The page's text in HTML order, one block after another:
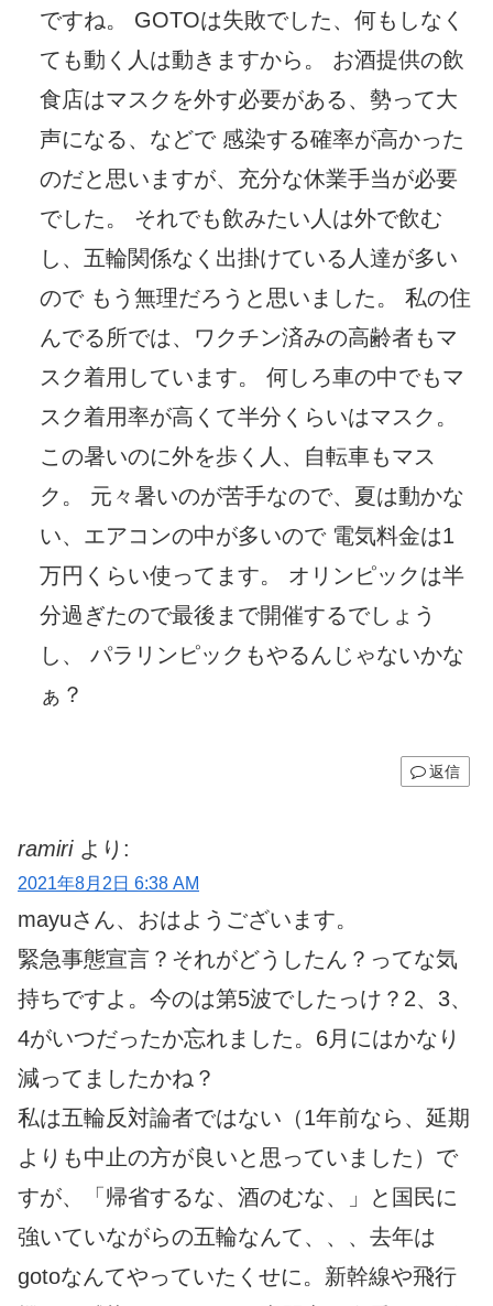
ですね。 GOTOは失敗でした、何もしなく
ても動く人は動きますから。 お酒提供の飲
食店はマスクを外す必要がある、勢って大
声になる、などで 感染する確率が高かった
のだと思いますが、充分な休業手当が必要
でした。 それでも飲みたい人は外で飲む
し、五輪関係なく出掛けている人達が多い
ので もう無理だろうと思いました。 私の住
んでる所では、ワクチン済みの高齢者もマ
スク着用しています。 何しろ車の中でもマ
スク着用率が高くて半分くらいはマスク。
この暑いのに外を歩く人、自転車もマス
ク。 元々暑いのが苦手なので、夏は動かな
い、エアコンの中が多いので 電気料金は1
万円くらい使ってます。 オリンピックは半
分過ぎたので最後まで開催するでしょう
し、 パラリンピックもやるんじゃないかな
ぁ？
返信
ramiri より:
2021年8月2日 6:38 AM
mayuさん、おはようございます。
緊急事態宣言？それがどうしたん？ってな気
持ちですよ。今のは第5波でしたっけ？2、3、
4がいつだったか忘れました。6月にはかなり
減ってましたかね？
私は五輪反対論者ではない（1年前なら、延期
よりも中止の方が良いと思っていました）で
すが、「帰省するな、酒のむな、」と国民に
強いていながらの五輪なんて、、、去年は
gotoなんてやっていたくせに。新幹線や飛行